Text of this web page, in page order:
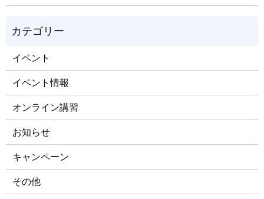
イベント
イベント情報
オンライン講習
お知らせ
キャンペーン
その他